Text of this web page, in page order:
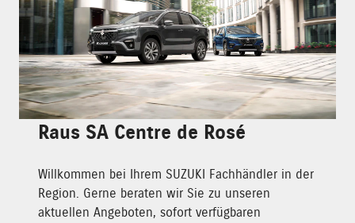
Raus SA Centre de Rosé
Willkommen bei Ihrem SUZUKI Fachhändler in der
Region. Gerne beraten wir Sie zu unseren
aktuellen Angeboten, sofort verfügbaren